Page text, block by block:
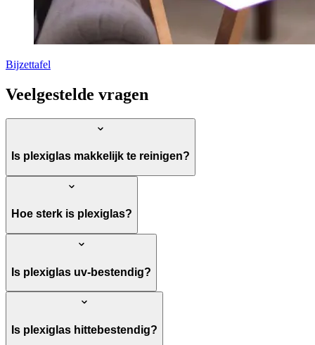
Bijzettafel
Veelgestelde vragen
Is plexiglas makkelijk te reinigen?
Hoe sterk is plexiglas?
Is plexiglas uv-bestendig?
Is plexiglas hittebestendig?